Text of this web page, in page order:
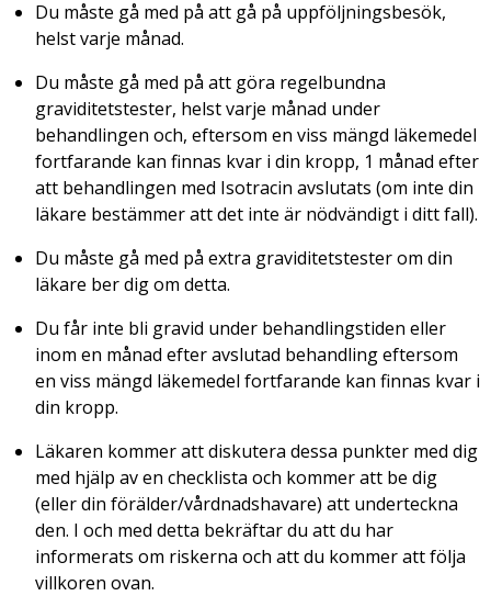
Du måste gå med på att gå på uppföljningsbesök,
helst varje månad.
Du måste gå med på att göra regelbundna
graviditetstester, helst varje månad under
behandlingen och, eftersom en viss mängd läkemedel
fortfarande kan finnas kvar i din kropp, 1 månad efter
att behandlingen med Isotracin avslutats (om inte din
läkare bestämmer att det inte är nödvändigt i ditt fall).
Du måste gå med på extra graviditetstester om din
läkare ber dig om detta.
Du får inte bli gravid under behandlingstiden eller
inom en månad efter avslutad behandling eftersom
en viss mängd läkemedel fortfarande kan finnas kvar i
din kropp.
Läkaren kommer att diskutera dessa punkter med dig
med hjälp av en checklista och kommer att be dig
(eller din förälder/vårdnadshavare) att underteckna
den. I och med detta bekräftar du att du har
informerats om riskerna och att du kommer att följa
villkoren ovan.